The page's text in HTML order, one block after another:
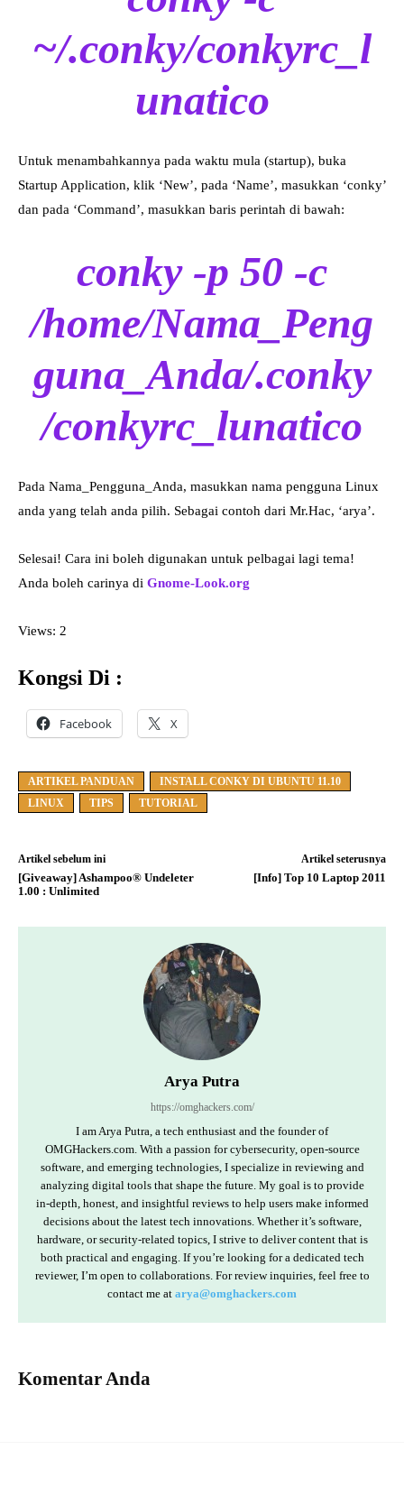
~/.conky/conkyrc_l
unatico
Untuk menambahkannya pada waktu mula (startup), buka
Startup Application, klik ‘New’, pada ‘Name’, masukkan ‘conky’
dan pada ‘Command’, masukkan baris perintah di bawah:
conky -p 50 -c
/home/Nama_Peng
guna_Anda/.conky
/conkyrc_lunatico
Pada Nama_Pengguna_Anda, masukkan nama pengguna Linux
anda yang telah anda pilih. Sebagai contoh dari Mr.Hac, ‘arya’.
Selesai! Cara ini boleh digunakan untuk pelbagai lagi tema!
Anda boleh carinya di Gnome-Look.org
Views: 2
Kongsi Di :
Facebook X
ARTIKEL PANDUAN
INSTALL CONKY DI UBUNTU 11.10
LINUX
TIPS TUTORIAL
Artikel sebelum ini
[Giveaway] Ashampoo® Undeleter
1.00 : Unlimited
Artikel seterusnya
[Info] Top 10 Laptop 2011
Arya Putra
https://omghackers.com/
I am Arya Putra, a tech enthusiast and the founder of
OMGHackers.com. With a passion for cybersecurity, open-source
software, and emerging technologies, I specialize in reviewing and
analyzing digital tools that shape the future. My goal is to provide
in-depth, honest, and insightful reviews to help users make informed
decisions about the latest tech innovations. Whether it’s software,
hardware, or security-related topics, I strive to deliver content that is
both practical and engaging. If you’re looking for a dedicated tech
reviewer, I’m open to collaborations. For review inquiries, feel free to
contact me at arya@omghackers.com
Komentar Anda